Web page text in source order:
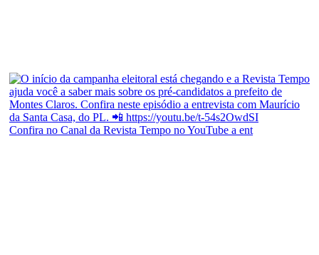
Confira no Canal da Revista Tempo no YouTube a ent